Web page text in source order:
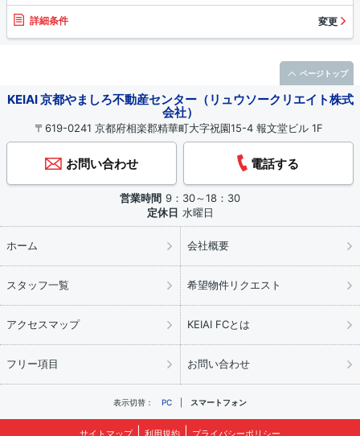
詳細条件 変更
KEIAI 京都やましろ不動産センター（リュウソークリエイト株式
会社）
〒619-0241 京都府相楽郡精華町大字祝園15-4 報文堂ビル 1F
お問い合わせ 電話する
営業時間 9：30～18：30
定休日 水曜日
ホーム 会社概要
スタッフ一覧 希望物件リクエスト
アクセスマップ KEIAI FCとは
フリー項目 お問い合わせ
表示切替： PC スマートフォン
サイトマップ 利用規約 プライバシーポリシー
ページトップ